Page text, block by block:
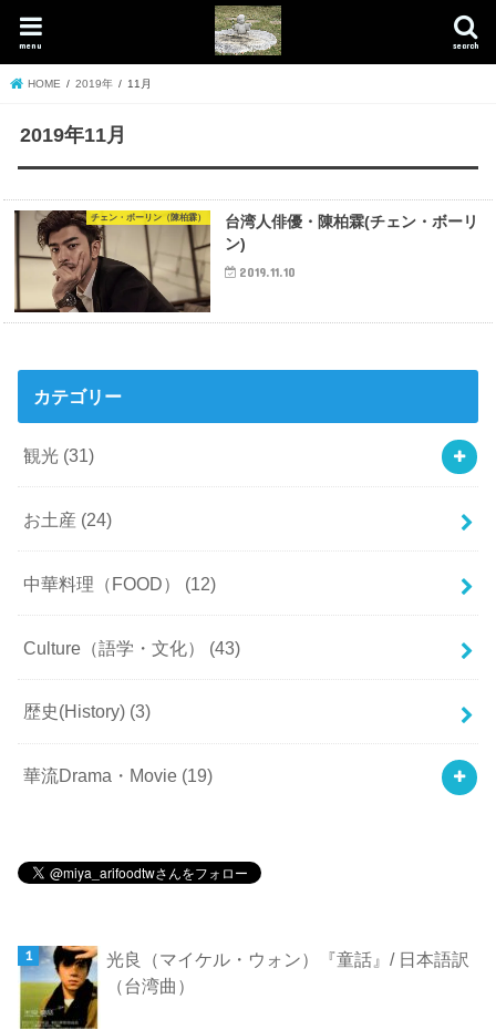
search
menu
HOME 2019年 11月
2019年11月
チェン・ボーリン（陳柏霖）
台湾人俳優・陳柏霖(チェン・ボーリ
ン)
2019.11.10
カテゴリー
観光 (31)
お土産 (24)
中華料理（FOOD） (12)
Culture（語学・文化） (43)
歴史(History) (3)
華流Drama・Movie (19)
光良（マイケル・ウォン）『童話』/ 日本語訳
（台湾曲）